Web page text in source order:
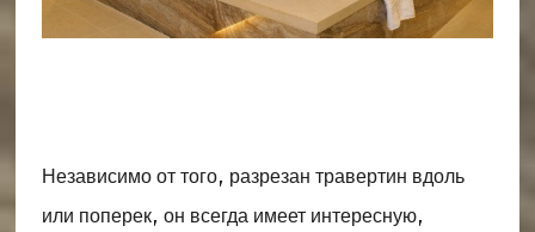
Независимо от того, разрезан травертин вдоль
или поперек, он всегда имеет интересную,